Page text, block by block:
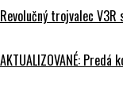
Revolučný trojvalec
AKTUALIZOVANÉ: